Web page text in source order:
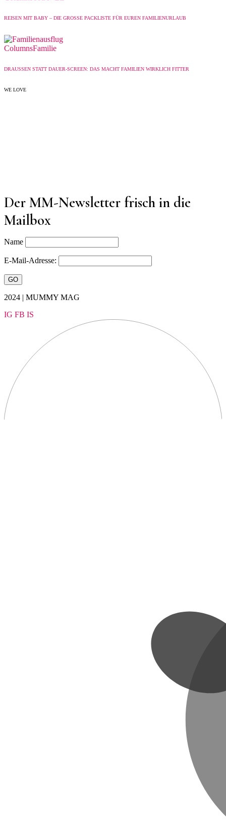
REISEN MIT BABY – DIE GROSSE PACKLISTE FÜR EUREN FAMILIENURLAUB
ColumnsFamilie
DRAUSSEN STATT DAUER-SCREEN: DAS MACHT FAMILIEN WIRKLICH FITTER
WE LOVE
Der MM-Newsletter frisch in die
Mailbox
Name
E-Mail-Adresse:
2024 | MUMMY MAG
IG FB IS